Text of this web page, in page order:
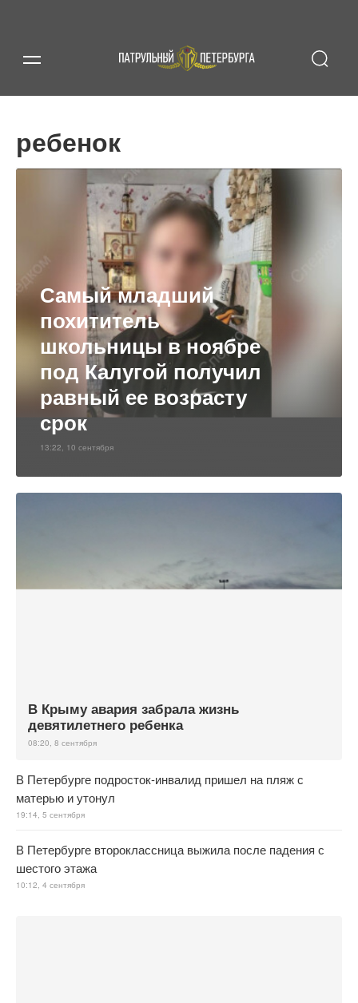
ребенок
Самый младший
похититель
школьницы в ноябре
под Калугой получил
равный ее возрасту
срок
13:22, 10 сентября
В Крыму авария забрала жизнь
девятилетнего ребенка
08:20, 8 сентября
В Петербурге подросток-инвалид пришел на пляж с
матерью и утонул
19:14, 5 сентября
В Петербурге второклассница выжила после падения с
шестого этажа
10:12, 4 сентября